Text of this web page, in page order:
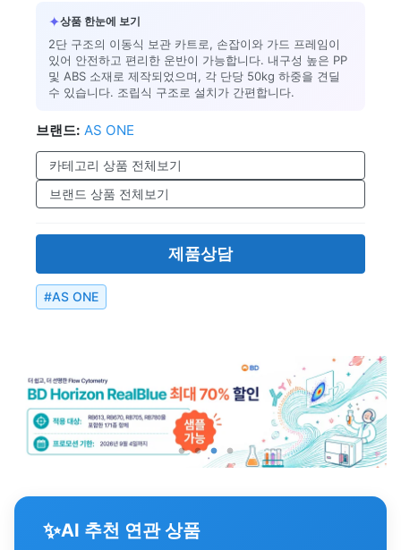
✦상품 한눈에 보기
2단 구조의 이동식 보관 카트로, 손잡이와 가드 프레임이
있어 안전하고 편리한 운반이 가능합니다. 내구성 높은 PP
및 ABS 소재로 제작되었으며, 각 단당 50kg 하중을 견딜
수 있습니다. 조립식 구조로 설치가 간편합니다.
브랜드: AS ONE
카테고리 상품 전체보기
브랜드 상품 전체보기
제품상담
#AS ONE
✨AI 추천 연관 상품